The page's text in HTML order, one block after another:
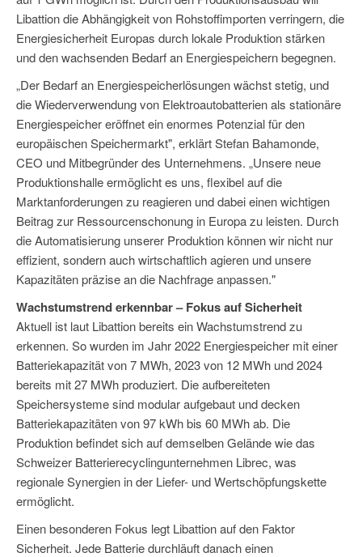
Libattion die Abhängigkeit von Rohstoffimporten verringern, die
Energiesicherheit Europas durch lokale Produktion stärken
und den wachsenden Bedarf an Energiespeichern begegnen.
„Der Bedarf an Energiespeicherlösungen wächst stetig, und
die Wiederverwendung von Elektroautobatterien als stationäre
Energiespeicher eröffnet ein enormes Potenzial für den
europäischen Speichermarkt", erklärt Stefan Bahamonde,
CEO und Mitbegründer des Unternehmens. „Unsere neue
Produktionshalle ermöglicht es uns, flexibel auf die
Marktanforderungen zu reagieren und dabei einen wichtigen
Beitrag zur Ressourcenschonung in Europa zu leisten. Durch
die Automatisierung unserer Produktion können wir nicht nur
effizient, sondern auch wirtschaftlich agieren und unsere
Kapazitäten präzise an die Nachfrage anpassen."
Wachstumstrend erkennbar – Fokus auf Sicherheit
Aktuell ist laut Libattion bereits ein Wachstumstrend zu
erkennen. So wurden im Jahr 2022 Energiespeicher mit einer
Batteriekapazität von 7 MWh, 2023 von 12 MWh und 2024
bereits mit 27 MWh produziert. Die aufbereiteten
Speichersysteme sind modular aufgebaut und decken
Batteriekapazitäten von 97 kWh bis 60 MWh ab. Die
Produktion befindet sich auf demselben Gelände wie das
Schweizer Batterierecyclingunternehmen Librec, was
regionale Synergien in der Liefer- und Wertschöpfungskette
ermöglicht.
Einen besonderen Fokus legt Libattion auf den Faktor
Sicherheit. Jede Batterie durchläuft danach einen